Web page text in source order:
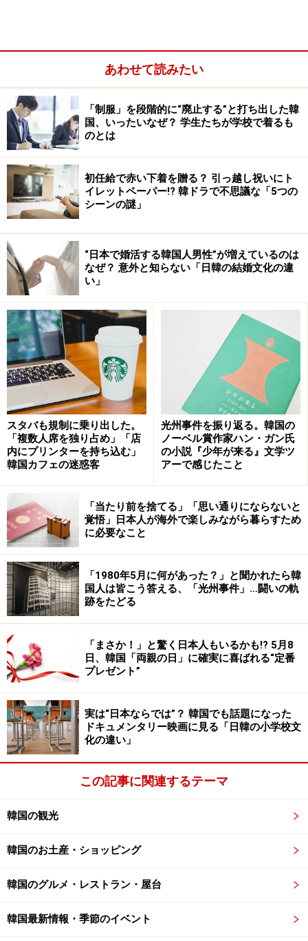
えないし……」と不思議がるので、早速教職の給与がどの
程度の水準にあるのか調べてみる。
教育部が公開している世界各国の学生・教員の現況や財
政に関する調査結果（OECD教育指標2023）によると、
韓国の小学校初任教師の年収は3300万ウォン台（約364
万円）で、OECD教育指標平均である3620万ウォン（約
400万円）よりも低い。
しかし、キャリア15年以上になると、OECD教育指標平
均の4973万ウォン（約550万円）よりも高い5913万ウォ
ン（約653万円）であった。中・高も同様で、15年目を
境にようやくOECD平均より高くなる。
韓国統計庁の企業規模別平均所得調査（2022）の結果を
見ると、大企業勤務者の月収平均は563万ウォン（約62
万円）、中小企業勤務の場合は266万ウォン（約29万
これを基に年収を算出して比較してみると、教職は中小
企業勤務よりは給与が高いものの、大企業には及ばず。
これは予想に違わず。もちろん年齢別、教職経験年数、
雑用、学生の課外活動指導など、あらゆる業務内容とさ
まざまな条件を整えてより細かく比較検討すれば、待遇
の良し悪しに対する判断は変わってくるものなのかもし
れないが、給与面で教職がなりたい職業1位になること
はまず考えられない。
※レートは2023年1月11日時点
＞次ページ：しかも、最近の学校事情はそうそう穏やか
ではない。
※記事内容は執筆時点のものです。最新の内容をご確認くださ
い。
※海外を訪れる際には最新情報の入手に努め、「外務省 海外安全
ホームページ 」を確認するなど、安全確保に十分注意を払ってく
ださい。
1/3
あわせて読みたい
「制服」を段階的に“廃止する”と打ち出した韓
国、いったいなぜ？ 学生たちが学校で着るも
のとは
初任給で赤い下着を贈る？ 引っ越し祝いにト
イレットペーパー!? 韓ドラで不思議な「5つの
シーンの謎」
“日本で婚活する韓国人男性”が増えているのは
なぜ？ 意外と知らない「日韓の結婚文化の違
い」
スタバも規制に乗り出した。
「複数人席を独り占め」「店
内にプリンターを持ち込む」
韓国カフェの迷惑客
光州事件を振り返る。韓国の
ノーベル賞作家ハン・ガン氏
の小説『少年が来る』文学ツ
アーで感じたこと
「当たり前を捨てる」「思い通りにならないと
覚悟」日本人が海外で楽しみながら暮らすため
に必要なこと
「1980年5月に何があった？」と聞かれたら韓
国人は皆こう答える、「光州事件」…闘いの軌
跡をたどる
「まさか！」と驚く日本人もいるかも!? 5月8
日、韓国「両親の日」に確実に喜ばれる“定番
プレゼント”
実は“日本ならでは”？ 韓国でも話題になった
ドキュメンタリー映画に見る「日韓の小学校文
化の違い」
この記事に関連するテーマ
韓国の観光
韓国のお土産・ショッピング
韓国のグルメ・レストラン・屋台
韓国最新情報・季節のイベント